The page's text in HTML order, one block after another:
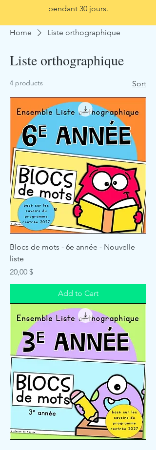
pendant 30 jours.​
Home Liste orthographique
Liste orthographique
4 products Sort
Blocs de mots - 6e année - Nouvelle
liste
Price
20,00 $
Add to Cart